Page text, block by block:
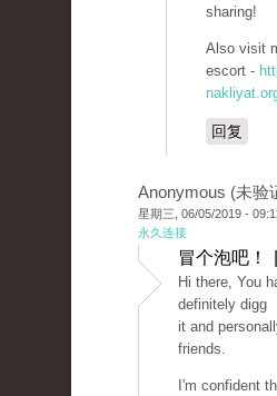
sharing!
Also visit
escort -
回复
Anonymous (未验
星期三, 06/05/2019 -
永久连接
冒个泡吧！
Hi there, You
definitely digg
it and
friends.
I'm confident